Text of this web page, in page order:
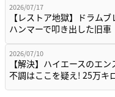
2026/07/17
【レストア地獄】ドラム
ハンマーで叩き出した旧
2026/07/10
【解決】ハイエースのエ
不調はここを疑え! 25万キ